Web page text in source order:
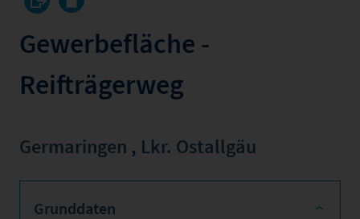
Gewerbefläche -
Reifträgerweg
Germaringen , Lkr. Ostallgäu
Grunddaten